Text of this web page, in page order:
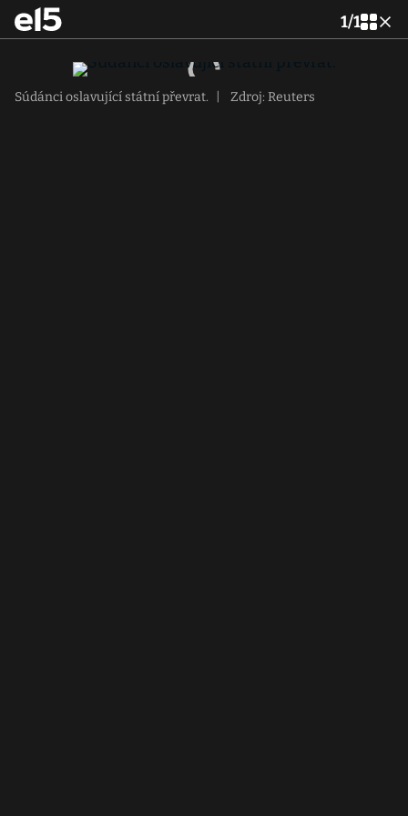
1/1
Súdánci oslavující státní převrat. Zdroj: Reuters